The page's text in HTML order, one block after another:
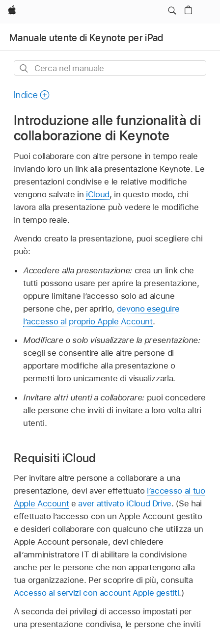
Apple
Manuale utente di Keynote per iPad
Cerca
manuale
Indice
Introduzione alle funzionalità di
collaborazione di Keynote
Puoi collaborare con altre persone in tempo reale
inviando loro un link alla presentazione Keynote. Le
presentazioni condivise e le relative modifiche
vengono salvate in iCloud, in questo modo, chi
lavora alla presentazione può vedere le modifiche
in tempo reale.
Avendo creato la presentazione, puoi scegliere chi
può:
Accedere alla presentazione: crea un link che
tutti possono usare per aprire la presentazione,
oppure limitane l’accesso solo ad alcune
persone che, per aprirlo, devono eseguire
l’accesso al proprio Apple Account.
Modificare o solo visualizzare la presentazione:
scegli se consentire alle altre persone di
apportare modifiche alla presentazione o
permetti loro unicamente di visualizzarla.
Invitare altri utenti a collaborare: puoi concedere
alle persone che inviti di invitare a loro volta altri
utenti.
Requisiti iCloud
Per invitare altre persone a collaborare a una
presentazione, devi aver effettuato l’accesso al tuo
Apple Accounteaver attivato iCloud Drive. (Se hai
effettuato l’accesso con un Apple Account gestito
e desideri collaborare con qualcuno che utilizza un
Apple Account personale, devi chiedere
all’amministratore IT di abilitare la condivisione
anche per le persone che non appartengono alla
tua organizzazione. Per scoprire di più, consulta
Accesso ai servizi con account Apple gestiti.)
A seconda dei privilegi di accesso impostati per
una presentazione condivisa, le persone che inviti